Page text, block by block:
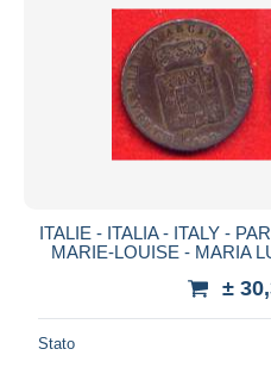
ITALIE - ITALIA - ITALY -
MARIE-LOUISE - MARIA
±
Stato